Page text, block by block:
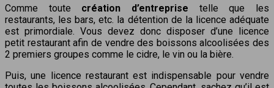
Comme toute création d’entreprise telle que les
restaurants, les bars, etc. la détention de la licence adéquate
est primordiale. Vous devez donc disposer d’une licence
petit restaurant afin de vendre des boissons alcoolisées des
2 premiers groupes comme le cidre, le vin ou la bière.
Puis, une licence restaurant est indispensable pour vendre